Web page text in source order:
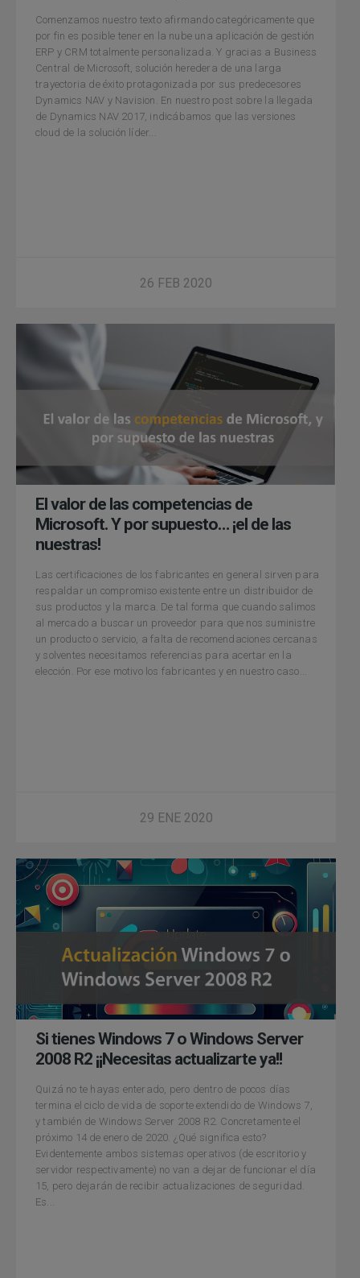
Comenzamos nuestro texto afirmando categóricamente que
por fin es posible tener en la nube una aplicación de gestión
ERP y CRM totalmente personalizada. Y gracias a Business
Central de Microsoft, solución heredera de una larga
trayectoria de éxito protagonizada por sus predecesores
Dynamics NAV y Navision. En nuestro post sobre la llegada
de Dynamics NAV 2017, indicábamos que las versiones
cloud de la solución líder...
26 FEB 2020
El valor de las competencias de
Microsoft. Y por supuesto… ¡el de las
nuestras!
Las certificaciones de los fabricantes en general sirven para
respaldar un compromiso existente entre un distribuidor de
sus productos y la marca. De tal forma que cuando salimos
al mercado a buscar un proveedor para que nos suministre
un producto o servicio, a falta de recomendaciones cercanas
y solventes necesitamos referencias para acertar en la
elección. Por ese motivo los fabricantes y en nuestro caso...
29 ENE 2020
Si tienes Windows 7 o Windows Server
2008 R2 ¡¡Necesitas actualizarte ya!!
Quizá no te hayas enterado, pero dentro de pocos días
termina el ciclo de vida de soporte extendido de Windows 7,
y también de Windows Server 2008 R2. Concretamente el
próximo 14 de enero de 2020. ¿Qué significa esto?
Evidentemente ambos sistemas operativos (de escritorio y
servidor respectivamente) no van a dejar de funcionar el día
15, pero dejarán de recibir actualizaciones de seguridad.
Es...